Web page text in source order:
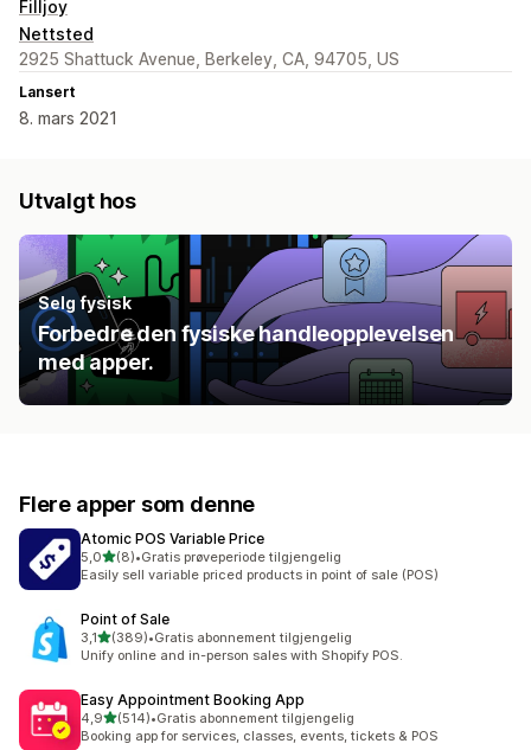
Filljoy
Nettsted
2925 Shattuck Avenue, Berkeley, CA, 94705, US
Lansert
8. mars 2021
Utvalgt hos
Selg fysisk
Forbedre den fysiske handleopplevelsen
med apper.
Flere apper som denne
Atomic POS Variable Price
5,0av 5 stjerner
(8)
Totalt 8 omtaler
•Gratis prøveperiode tilgjengelig
Easily sell variable priced products in point of sale (POS)
Point of Sale
3,1av 5 stjerner
(389)
Totalt 389 omtaler
•Gratis abonnement tilgjengelig
Unify online and in-person sales with Shopify POS.
Easy Appointment Booking App
4,9av 5 stjerner
(514)
Totalt 514 omtaler
•Gratis abonnement tilgjengelig
Booking app for services, classes, events, tickets & POS